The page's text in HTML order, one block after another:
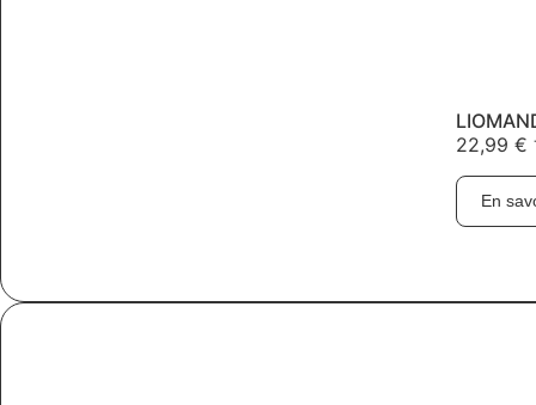
22,99 €
En